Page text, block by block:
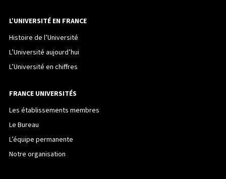
L’UNIVERSITÉ EN FRANCE
Histoire de l’Université
L’Université aujourd’hui
L’Université en chiffres
FRANCE UNIVERSITÉS
Les établissements membres
Le Bureau
L’équipe permanente
Notre organisation